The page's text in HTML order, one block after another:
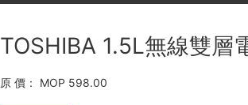
TOSHIBA 1.5L無線雙層
原 價： MOP 598.00